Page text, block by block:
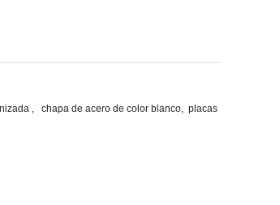
, chapa de acero de color blanco, placas